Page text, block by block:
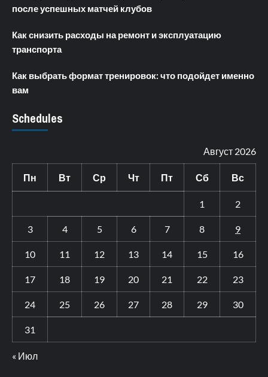
после успешных матчей клубов
Как снизить расходы на ремонт и эксплуатацию
транспорта
Как выбрать формат тренировок: что подойдет именно
вам
Schedules
Август 2026
Пн Вт Ср Чт Пт Сб Вс
1 2
3 4 5 6 7 8 9
10 11 12 13 14 15 16
17 18 19 20 21 22 23
24 25 26 27 28 29 30
31
« Июл